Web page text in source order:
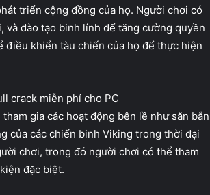
triển cộng đồng của họ. Người chơi có
và đào tạo binh lính để tăng cường quyền
khiển tàu chiến của họ để thực hiện
gia các hoạt động bên lề như săn bắn
của các chiến binh Viking trong thời đại
chơi, trong đó người chơi có thể tham
đặc biệt.